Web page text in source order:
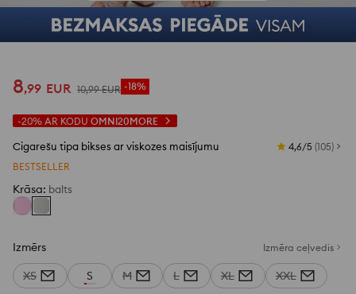
8,99 EUR 10,99 EUR -18%
-20% AR KODU OMNI20MORE
Cigarešu tipa bikses ar viskozes maisījumu 4,6/5 (105)
BESTSELLER
Krāsa: balts
Izmērs Izmēra ceļvedis
XS S M L XL XXL